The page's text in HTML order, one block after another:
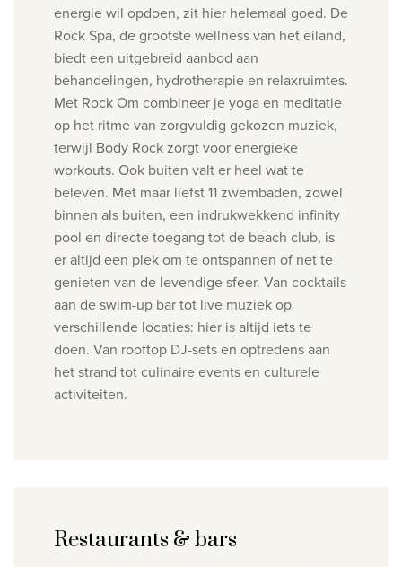
energie wil opdoen, zit hier helemaal goed. De
Rock Spa, de grootste wellness van het eiland,
biedt een uitgebreid aanbod aan
behandelingen, hydrotherapie en relaxruimtes.
Met Rock Om combineer je yoga en meditatie
op het ritme van zorgvuldig gekozen muziek,
terwijl Body Rock zorgt voor energieke
workouts. Ook buiten valt er heel wat te
beleven. Met maar liefst 11 zwembaden, zowel
binnen als buiten, een indrukwekkend infinity
pool en directe toegang tot de beach club, is
er altijd een plek om te ontspannen of net te
genieten van de levendige sfeer. Van cocktails
aan de swim-up bar tot live muziek op
verschillende locaties: hier is altijd iets te
doen. Van rooftop DJ-sets en optredens aan
het strand tot culinaire events en culturele
activiteiten.
Restaurants & bars